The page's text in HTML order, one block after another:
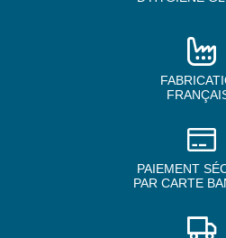
PAIEMENT
PAR CARTE